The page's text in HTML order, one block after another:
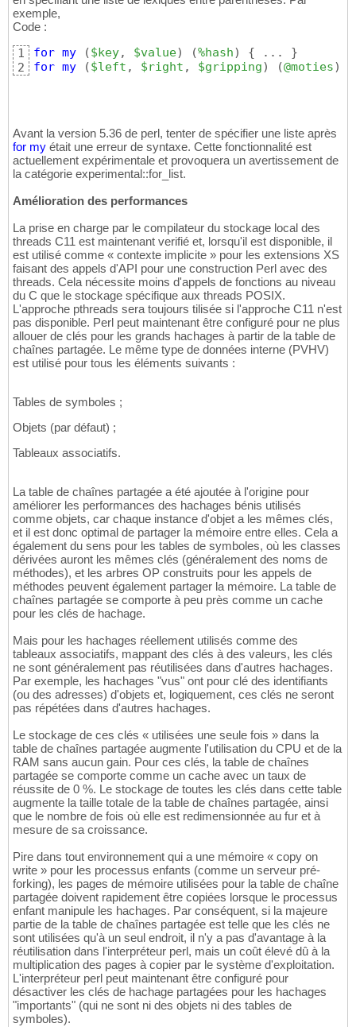
exemple,
Code :
1
2
for my ($key, $value) (%hash) { ... }
for my ($left , $right , $gripping) (@moties)
Avant la version 5.36 de perl, tenter de spécifier une liste après
for my était une erreur de syntaxe. Cette fonctionnalité est
actuellement expérimentale et provoquera un avertissement de
la catégorie experimental::for_list.
Amélioration des performances
La prise en charge par le compilateur du stockage local des
threads C11 est maintenant verifié et, lorsqu'il est disponible, il
est utilisé comme « contexte implicite » pour les extensions XS
faisant des appels d'API pour une construction Perl avec des
threads. Cela nécessite moins d'appels de fonctions au niveau
du C que le stockage spécifique aux threads POSIX.
L'approche pthreads sera toujours tilisée si l'approche C11 n'est
pas disponible. Perl peut maintenant être configuré pour ne plus
allouer de clés pour les grands hachages à partir de la table de
chaînes partagée. Le même type de données interne (PVHV)
est utilisé pour tous les éléments suivants :
Tables de symboles ;
Objets (par défaut) ;
Tableaux associatifs.
La table de chaînes partagée a été ajoutée à l'origine pour
améliorer les performances des hachages bénis utilisés
comme objets, car chaque instance d'objet a les mêmes clés,
et il est donc optimal de partager la mémoire entre elles. Cela a
également du sens pour les tables de symboles, où les classes
dérivées auront les mêmes clés (généralement des noms de
méthodes), et les arbres OP construits pour les appels de
méthodes peuvent également partager la mémoire. La table de
chaînes partagée se comporte à peu près comme un cache
pour les clés de hachage.
Mais pour les hachages réellement utilisés comme des
tableaux associatifs, mappant des clés à des valeurs, les clés
ne sont généralement pas réutilisées dans d'autres hachages.
Par exemple, les hachages "vus" ont pour clé des identifiants
(ou des adresses) d'objets et, logiquement, ces clés ne seront
pas répétées dans d'autres hachages.
Le stockage de ces clés « utilisées une seule fois » dans la
table de chaînes partagée augmente l'utilisation du CPU et de la
RAM sans aucun gain. Pour ces clés, la table de chaînes
partagée se comporte comme un cache avec un taux de
réussite de 0 %. Le stockage de toutes les clés dans cette table
augmente la taille totale de la table de chaînes partagée, ainsi
que le nombre de fois où elle est redimensionnée au fur et à
mesure de sa croissance.
Pire dans tout environnement qui a une mémoire « copy on
write » pour les processus enfants (comme un serveur pré-
forking), les pages de mémoire utilisées pour la table de chaîne
partagée doivent rapidement être copiées lorsque le processus
enfant manipule les hachages. Par conséquent, si la majeure
partie de la table de chaînes partagée est telle que les clés ne
sont utilisées qu'à un seul endroit, il n'y a pas d'avantage à la
réutilisation dans l'interpréteur perl, mais un coût élevé dû à la
multiplication des pages à copier par le système d'exploitation.
L'interpréteur perl peut maintenant être configuré pour
désactiver les clés de hachage partagées pour les hachages
"importants" (qui ne sont ni des objets ni des tables de
symboles).